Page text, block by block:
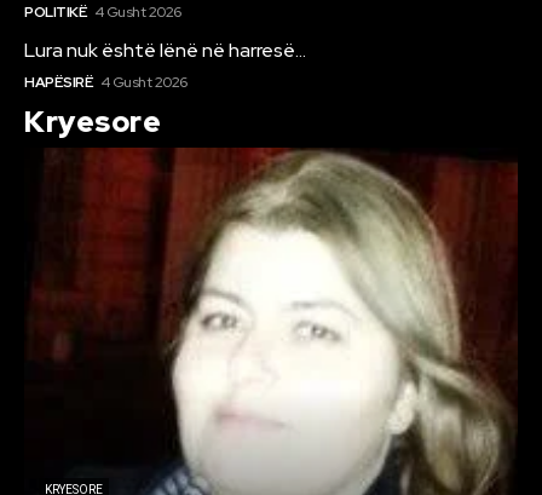
POLITIKË 4 Gusht 2026
Lura nuk është lënë në harresë…
HAPËSIRË 4 Gusht 2026
Kryesore
KRYESORE